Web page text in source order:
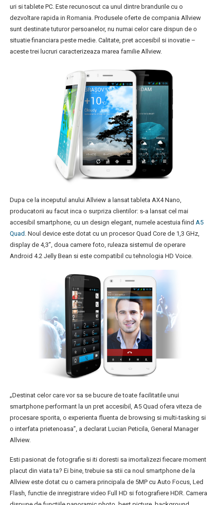
uri si tablete PC. Este recunoscut ca unul dintre brandurile cu o
dezvoltare rapida in Romania. Produsele oferte de compania Allview
sunt destinate tuturor persoanelor, nu numai celor care dispun de o
situatie financiara peste medie. Calitate, pret accesibil si inovatie –
aceste trei lucruri caracterizeaza marea familie Allview.
Dupa ce la inceputul anului Allview a lansat tableta AX4 Nano,
producatorii au facut inca o surpriza clientilor: s-a lansat cel mai
accesibil smartphone, cu un design elegant, numele acestuia fiind A5
Quad . Noul device este dotat cu un procesor Quad Core de 1,3 GHz,
display de 4,3’’, doua camere foto, ruleaza sistemul de operare
Android 4.2 Jelly Bean si este compatibil cu tehnologia HD Voice.
„Destinat celor care vor sa se bucure de toate facilitatile unui
smartphone performant la un pret accesibil, A5 Quad ofera viteza de
procesare sporita, o experienta fluenta de browsing si multi-tasking si
o interfata prietenoasa”, a declarat Lucian Peticila, General Manager
Allview.
Esti pasionat de fotografie si iti doresti sa imortalizezi fiecare moment
placut din viata ta? Ei bine, trebuie sa stii ca noul smartphone de la
Allview este dotat cu o camera principala de 5MP cu Auto Focus, Led
Flash, functie de inregistrare video Full HD si fotografiere HDR. Camera